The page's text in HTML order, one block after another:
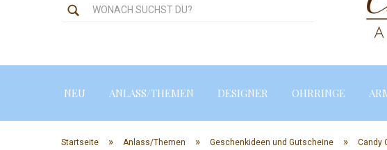
NEU ANLASS/THEMEN DESIGNER OHRRINGE
Startseite » Anlass/Themen » Geschenkideen und Gutscheine » Candy